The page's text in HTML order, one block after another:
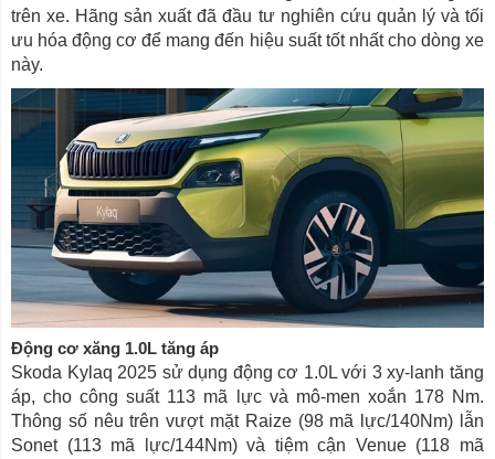
trên xe. Hãng sản xuất đã đầu tư nghiên cứu quản lý và tối
ưu hóa động cơ để mang đến hiệu suất tốt nhất cho dòng xe
này.
Động cơ xăng 1.0L tăng áp
Skoda Kylaq 2025 sử dụng động cơ 1.0L với 3 xy-lanh tăng
áp, cho công suất 113 mã lực và mô-men xoắn 178 Nm.
Thông số nêu trên vượt mặt Raize (98 mã lực/140Nm) lẫn
Sonet (113 mã lực/144Nm) và tiệm cận Venue (118 mã